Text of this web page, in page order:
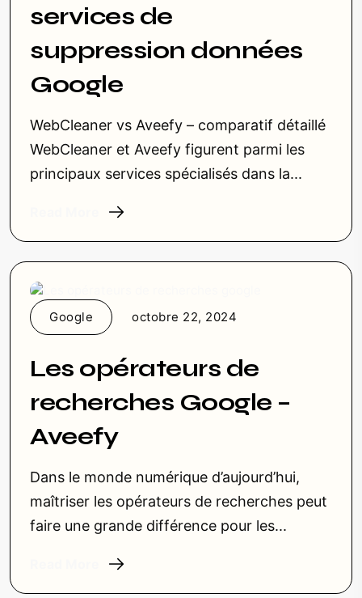
services de
suppression données
Google
WebCleaner vs Aveefy – comparatif détaillé
WebCleaner et Aveefy figurent parmi les
principaux services spécialisés dans la...
Google octobre 22, 2024
Les opérateurs de
recherches Google –
Aveefy
Dans le monde numérique d’aujourd’hui,
maîtriser les opérateurs de recherches peut
faire une grande différence pour les...